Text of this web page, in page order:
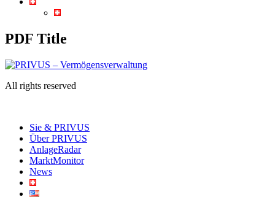
PDF Title
All rights reserved
Sie & PRIVUS
Über PRIVUS
AnlageRadar
MarktMonitor
News